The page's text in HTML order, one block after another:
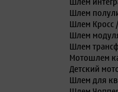
Шлем
Шлем Кросс
Шлем
Шлем
Мотошлем
Детский
Шлем для